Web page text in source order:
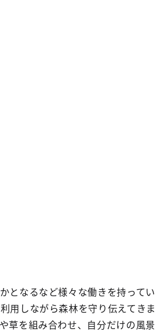
なるなど様々な働きを持って
用しながら森林を守り伝えてき
を組み合わせ、自分だけの風